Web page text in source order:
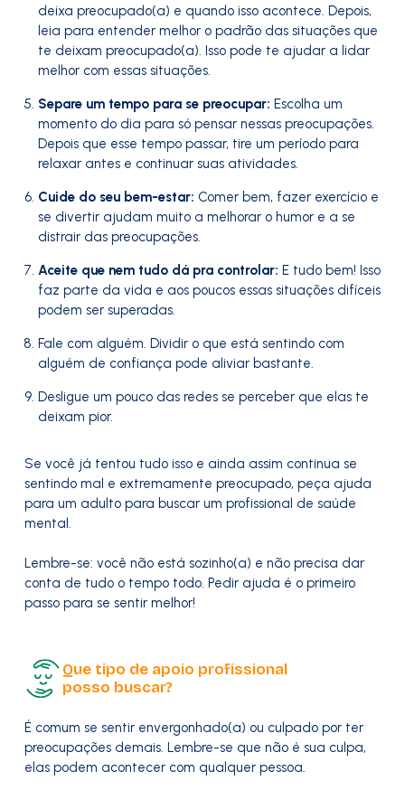
deixa preocupado(a) e quando isso acontece. Depois,
leia para entender melhor o padrão das situações que
te deixam preocupado(a). Isso pode te ajudar a lidar
melhor com essas situações.
Separe um tempo para se preocupar: Escolha um
momento do dia para só pensar nessas preocupações.
Depois que esse tempo passar, tire um período para
relaxar antes e continuar suas atividades.
Cuide do seu bem-estar: Comer bem, fazer exercício e
se divertir ajudam muito a melhorar o humor e a se
distrair das preocupações.
Aceite que nem tudo dá pra controlar: E tudo bem! Isso
faz parte da vida e aos poucos essas situações difíceis
podem ser superadas.
Fale com alguém. Dividir o que está sentindo com
alguém de confiança pode aliviar bastante.
Desligue um pouco das redes se perceber que elas te
deixam pior.
Se você já tentou tudo isso e ainda assim continua se
sentindo mal e extremamente preocupado, peça ajuda
para um adulto para buscar um profissional de saúde
mental.
Lembre-se: você não está sozinho(a) e não precisa dar
conta de tudo o tempo todo. Pedir ajuda é o primeiro
passo para se sentir melhor!
Que tipo de apoio profissional
posso buscar?
É comum se sentir envergonhado(a) ou culpado por ter
preocupações demais. Lembre-se que não é sua culpa,
elas podem acontecer com qualquer pessoa.